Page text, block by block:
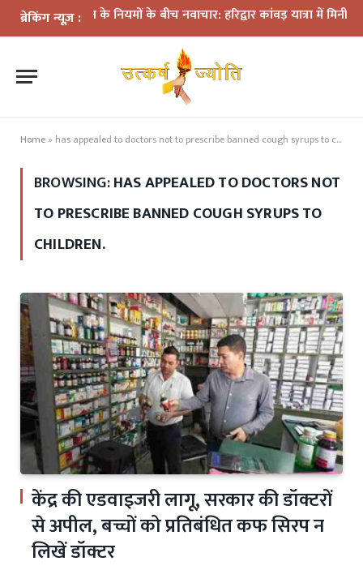
ब्रेकिंग न्यूज़ :
प्रशासन के नियमों के बीच नवाचार: हरिद्वार कांवड़ यात्रा में मिनी डीजे
Home » has appealed to doctors not to prescribe banned cough syrups to children.
BROWSING:HAS APPEALED TO DOCTORS NOT
TO PRESCRIBE BANNED COUGH SYRUPS TO
CHILDREN.
केंद्र की एडवाइजरी लागू, सरकार की डॉक्टरों
से अपील, बच्चों को प्रतिबंधित कफ सिरप न
लिखें डॉक्टर